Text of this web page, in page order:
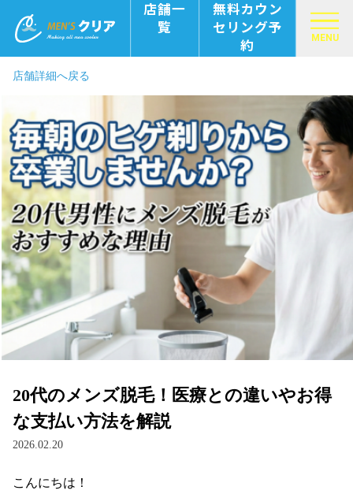
店舗一
覧
無料カウン
セリング予
約
MENU
店舗詳細へ戻る
20代のメンズ脱毛！医療との違いやお得
な支払い方法を解説
2026.02.20
こんにちは！